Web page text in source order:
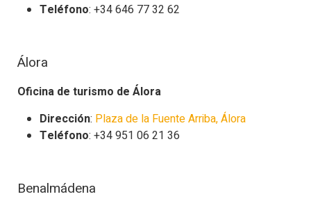
Teléfono: +34 646 77 32 62
Álora
Oficina de turismo de Álora
Dirección: Plaza de la Fuente Arriba, Álora
Teléfono: +34 951 06 21 36
Benalmádena